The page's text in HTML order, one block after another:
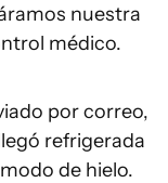
nuestra
médico.
por correo,
refrigerada
de hielo.